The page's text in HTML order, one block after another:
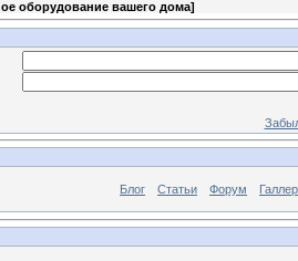
оборудование вашего дома]
Блог Статьи Форум